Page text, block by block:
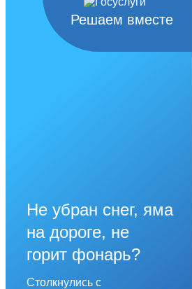
Решаем вместе
Не убран снег, яма
на дороге, не
горит фонарь?
Столкнулись с